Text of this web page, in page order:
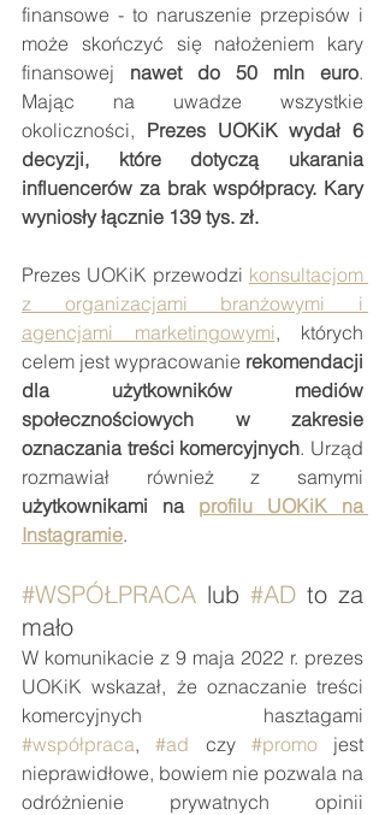
finansowe - to naruszenie przepisów i
może skończyć się nałożeniem kary
finansowej nawet do 50 mln euro.
Mając na uwadze wszystkie
okoliczności, Prezes UOKiK wydał 6
decyzji, które dotyczą ukarania
influencerów za brak współpracy. Kary
wyniosły łącznie 139 tys. zł.
Prezes UOKiK przewodzi konsultacjom
z organizacjami branżowymi i
agencjami marketingowymi, których
celem jest wypracowanie rekomendacji
dla użytkowników mediów
społecznościowych w zakresie
oznaczania treści komercyjnych. Urząd
rozmawiał również z samymi
użytkownikami na profilu UOKiK na
Instagramie.
#WSPÓŁPRACA lub #AD to za
mało
W komunikacie z 9 maja 2022 r. prezes
UOKiK wskazał, że oznaczanie treści
#współpraca, #ad czy #promo jest
nieprawidłowe, bowiem nie pozwala na
odróżnienie prywatnych opinii